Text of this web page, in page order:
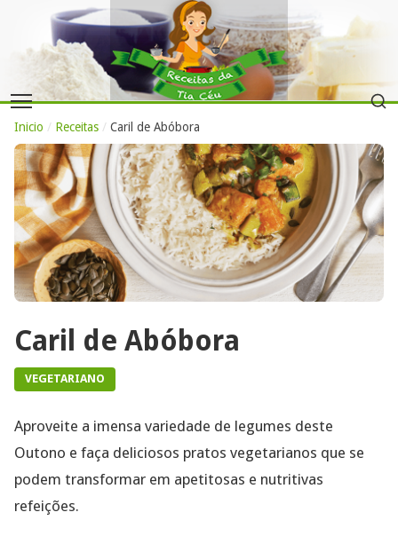
Inicio / Receitas / Caril de Abóbora
Caril de Abóbora
VEGETARIANO
Aproveite a imensa variedade de legumes deste
Outono e faça deliciosos pratos vegetarianos que se
podem transformar em apetitosas e nutritivas
refeições.